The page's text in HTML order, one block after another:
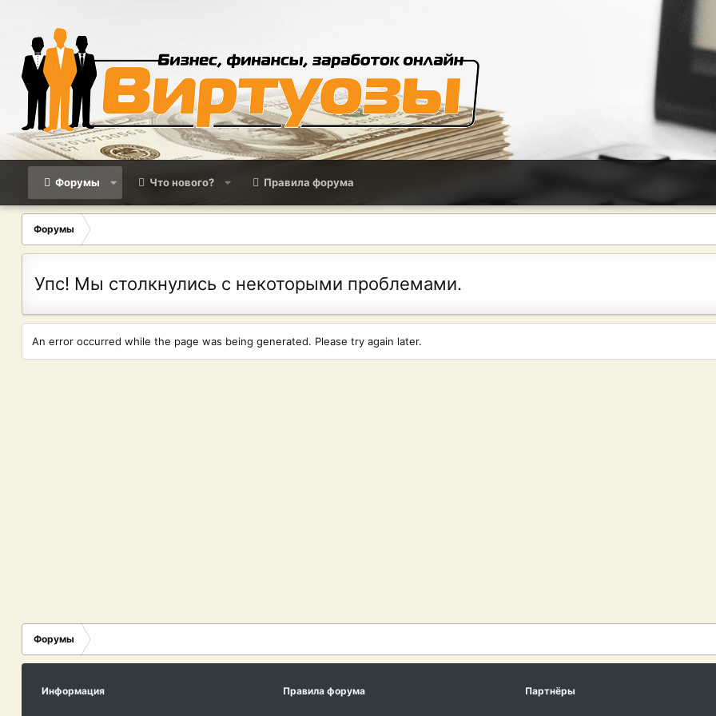
Форумы Что нового? Правила форума
Форумы
Упс! Мы столкнулись с некоторыми проблемами.
An error occurred while the page was being generated. Please try again later.
Форумы
Информация Правила форума Партнёры